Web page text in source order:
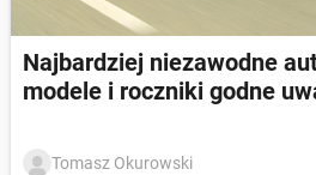
Najbardziej niezawodne
modele i roczniki godne
Tomasz Okurowski